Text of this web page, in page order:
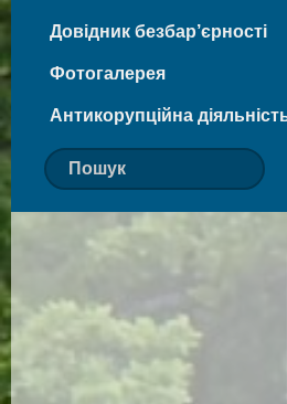
Довідник безбар’єрності
Фотогалерея
Антикорупційна